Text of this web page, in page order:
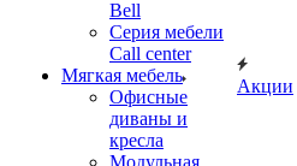
Bell
Серия мебели
Call center
Мягкая мебель
Офисные
диваны и
кресла
Модульная
Акции